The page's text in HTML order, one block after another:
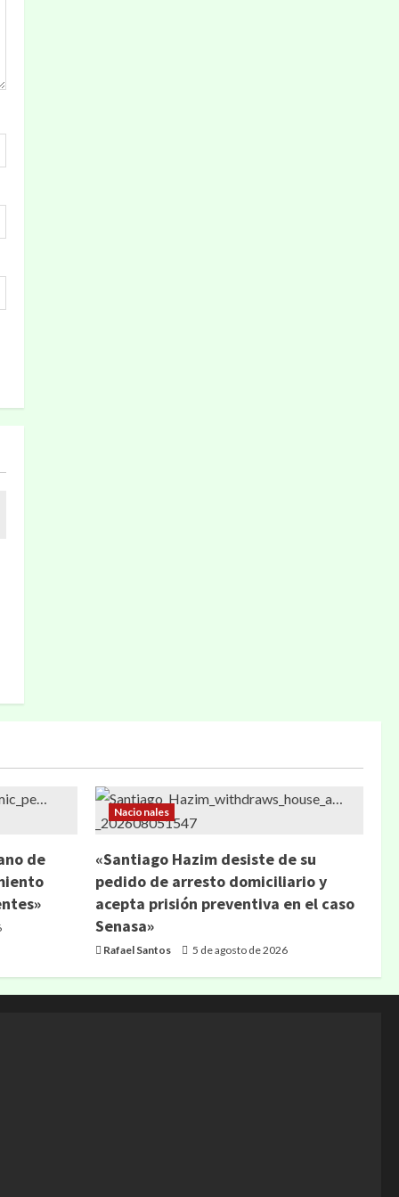
de
Nacionales
«Santiago Hazim desiste de su
pedido de arresto domiciliario y
acepta prisión preventiva en el caso
Senasa»
Rafael Santos 5 de agosto de 2026